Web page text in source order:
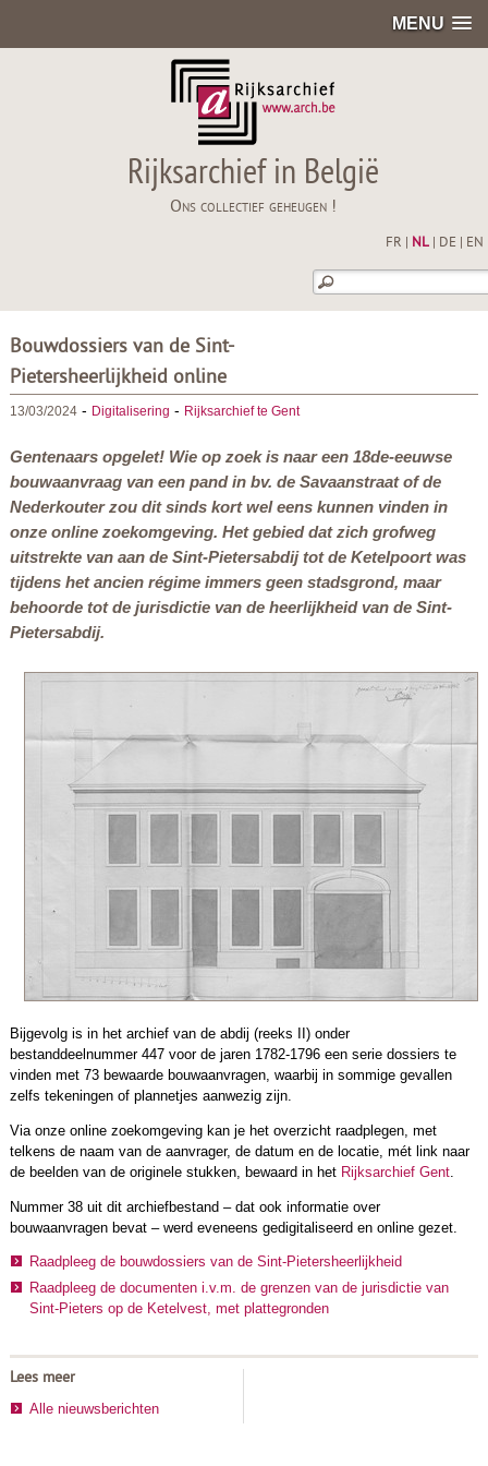
MENU
Rijksarchief in België
Ons collectief geheugen !
FR NL| DE EN
Bouwdossiers van de Sint-
Pietersheerlijkheid online
13/03/2024- Digitalisering - Rijksarchief te Gent
Gentenaars opgelet! Wie op zoek is naar een 18de-eeuwse
bouwaanvraag van een pand in bv. de Savaanstraat of de
Nederkouter zou dit sinds kort wel eens kunnen vinden in
onze online zoekomgeving. Het gebied dat zich grofweg
uitstrekte van aan de Sint-Pietersabdij tot de Ketelpoort was
tijdens het ancien régime immers geen stadsgrond, maar
behoorde tot de jurisdictie van de heerlijkheid van de Sint-
Pietersabdij.
Bijgevolg is in het archief van de abdij (reeks II) onder
bestanddeelnummer 447 voor de jaren 1782-1796 een serie dossiers te
vinden met 73 bewaarde bouwaanvragen, waarbij in sommige gevallen
zelfs tekeningen of plannetjes aanwezig zijn.
Via onze online zoekomgeving kan je het overzicht raadplegen, met
telkens de naam van de aanvrager, de datum en de locatie, mét link naar
de beelden van de originele stukken, bewaard in het Rijksarchief Gent.
Nummer 38 uit dit archiefbestand – dat ook informatie over
bouwaanvragen bevat – werd eveneens gedigitaliseerd en online gezet.
Raadpleeg de bouwdossiers van de Sint-Pietersheerlijkheid
Raadpleeg de documenten i.v.m. de grenzen van de jurisdictie van
Sint-Pieters op de Ketelvest, met plattegronden
Lees meer
Alle nieuwsberichten